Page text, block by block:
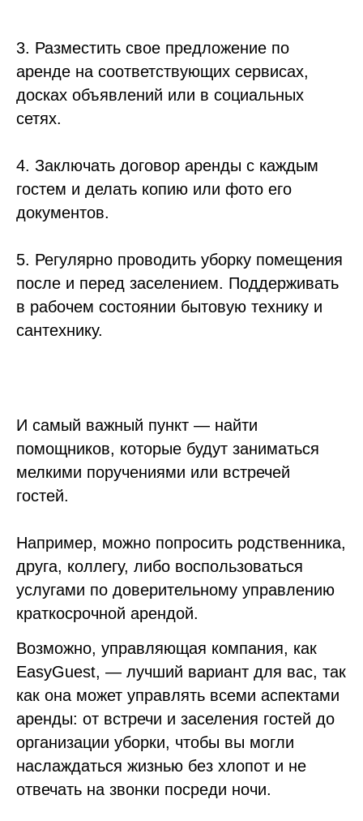
3. Разместить свое предложение по
аренде на соответствующих сервисах,
досках объявлений или в социальных
сетях.
4. Заключать договор аренды с каждым
гостем и делать копию или фото его
документов.
5. Регулярно проводить уборку помещения
после и перед заселением. Поддерживать
в рабочем состоянии бытовую технику и
сантехнику.
И самый важный пункт — найти
помощников, которые будут заниматься
мелкими поручениями или встречей
гостей.
Например, можно попросить родственника,
друга, коллегу, либо воспользоваться
услугами по доверительному управлению
краткосрочной арендой.
Возможно, управляющая компания, как
EasyGuest, — лучший вариант для вас, так
как она может управлять всеми аспектами
аренды: от встречи и заселения гостей до
организации уборки, чтобы вы могли
наслаждаться жизнью без хлопот и не
отвечать на звонки посреди ночи.